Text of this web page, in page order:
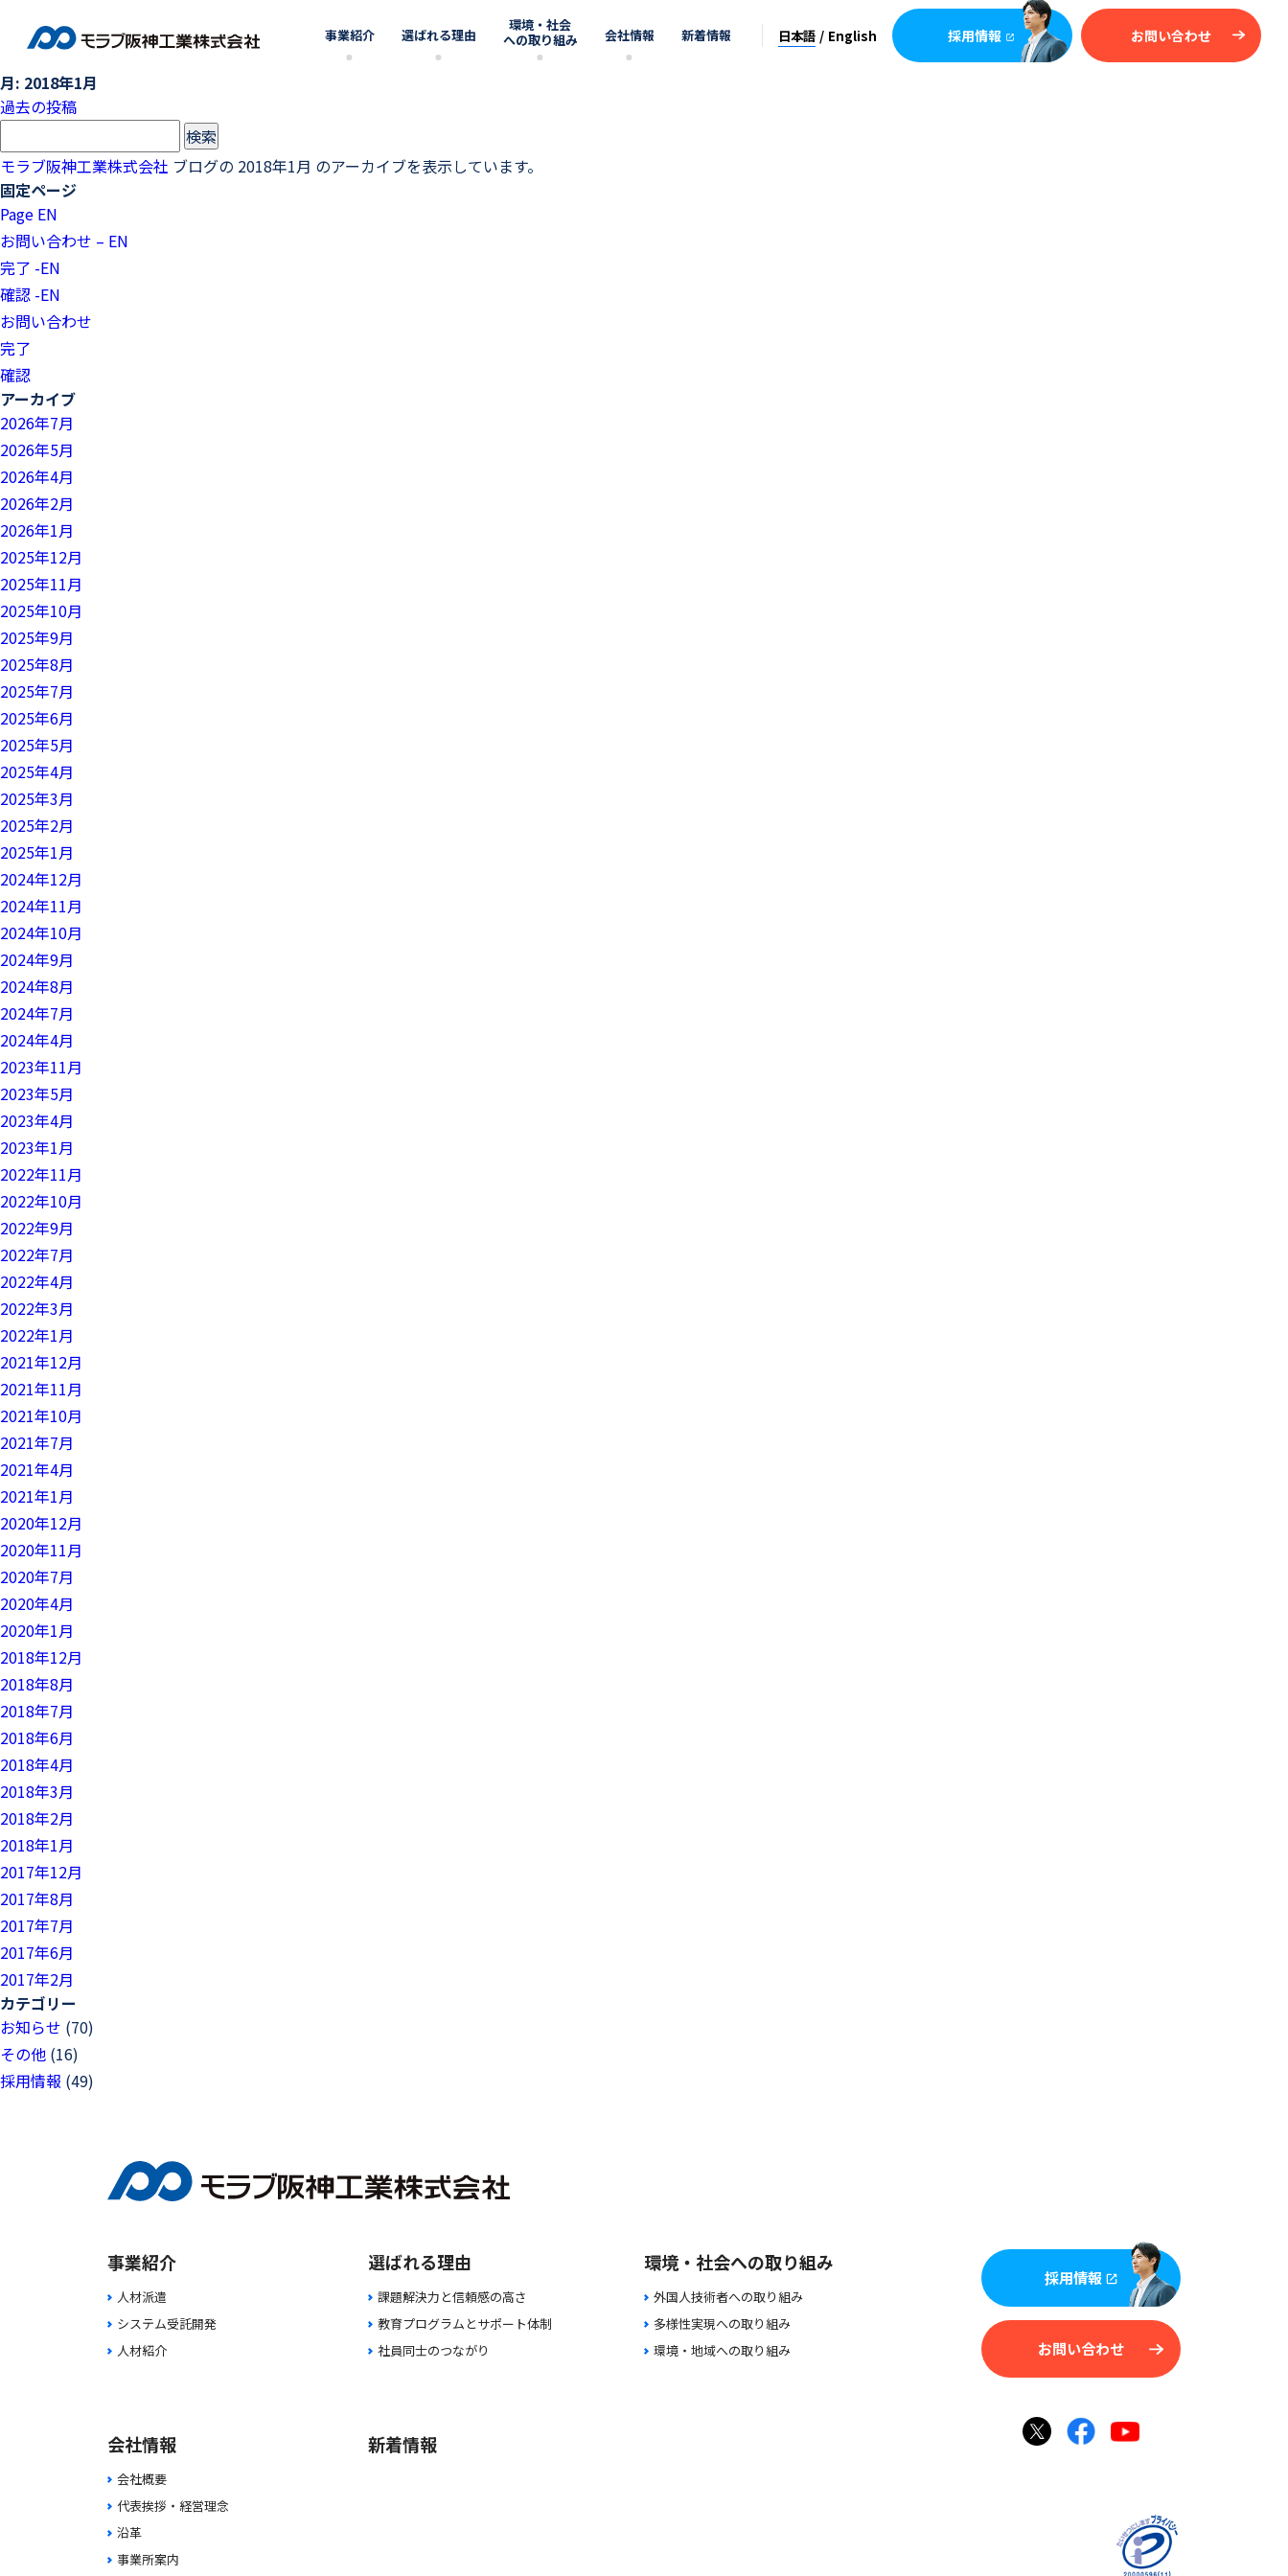
採用情報 お問い合わせ
事業紹介 選ばれる理由
環境・社会
への取り組み
会社情報 新着情報 日本語 English
月: 2018年1月
投
稿
ビ
ゲ
ー
シ
ョ
ン
過去の投稿
索:
モラブ阪神工業株式会社 ブログの 2018年1月 のアーカイブを表示しています。
固定ページ
Page EN
お問い合わせ – EN
完了 -EN
確認 -EN
お問い合わせ
完了
確認
アーカイブ
2026年7月
2026年5月
2026年4月
2026年2月
2026年1月
2025年12月
2025年11月
2025年10月
2025年9月
2025年8月
2025年7月
2025年6月
2025年5月
2025年4月
2025年3月
2025年2月
2025年1月
2024年12月
2024年11月
2024年10月
2024年9月
2024年8月
2024年7月
2024年4月
2023年11月
2023年5月
2023年4月
2023年1月
2022年11月
2022年10月
2022年9月
2022年7月
2022年4月
2022年3月
2022年1月
2021年12月
2021年11月
2021年10月
2021年7月
2021年4月
2021年1月
2020年12月
2020年11月
2020年7月
2020年4月
2020年1月
2018年12月
2018年8月
2018年7月
2018年6月
2018年4月
2018年3月
2018年2月
2018年1月
2017年12月
2017年8月
2017年7月
2017年6月
2017年2月
カテゴリー
お知らせ (70)
その他 (16)
採用情報 (49)
事業紹介
人材派遣
システム受託開発
人材紹介
選ばれる理由
課題解決力と信頼感の高さ
教育プログラムとサポート体制
社員同士のつながり
環境・社会への取り組み
外国人技術者への取り組み
多様性実現への取り組み
環境・地域への取り組み
会社情報
会社概要
代表挨拶・経営理念
沿革
事業所案内
新着情報
採用情報
お問い合わせ